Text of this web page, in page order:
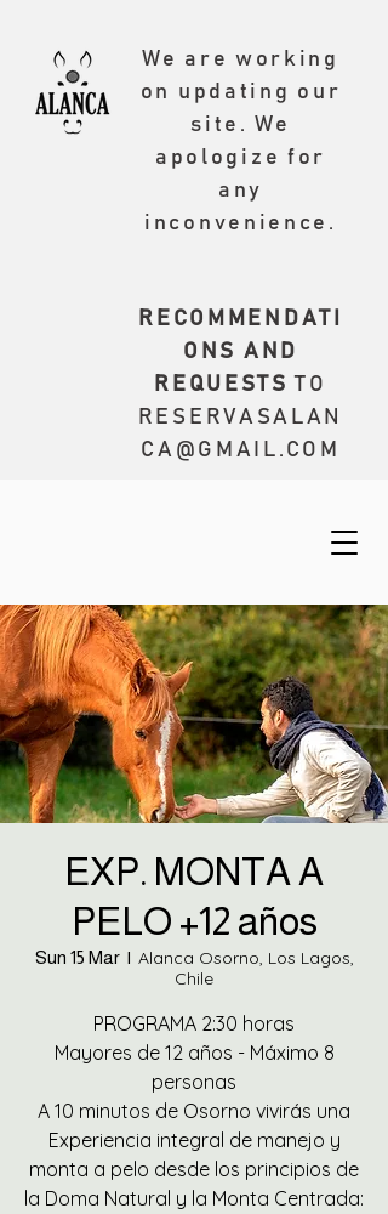
We are working
on updating our
site. We
apologize for
any
inconvenience.
RECOMMENDATI
ONS AND
REQUESTS TO
RESERVASALAN
CA@GMAIL.COM
EXP. MONTA A
PELO +12 años
Sun 15 Mar
  |
Alanca Osorno, Los Lagos,
Chile
PROGRAMA 2:30 horas
Mayores de 12 años - Máximo 8
personas
A 10 minutos de Osorno vivirás una
Experiencia integral de manejo y
monta a pelo desde los principios de
la Doma Natural y la Monta Centrada: